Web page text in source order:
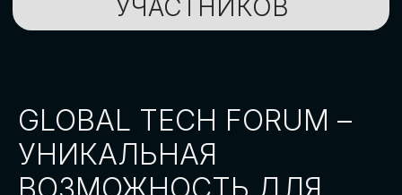
СТАТЬ СПИКЕРОМ
Оставьте заявку, наши менеджеры